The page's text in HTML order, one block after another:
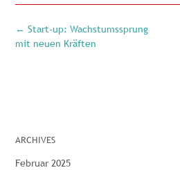
← Start-up: Wachstumssprung
mit neuen Kräften
ARCHIVES
Februar 2025